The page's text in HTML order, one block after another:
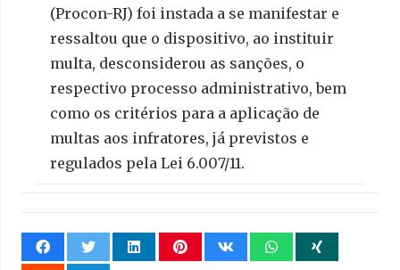
(Procon-RJ) foi instada a se manifestar e
ressaltou que o dispositivo, ao instituir
multa, desconsiderou as sanções, o
respectivo processo administrativo, bem
como os critérios para a aplicação de
multas aos infratores, já previstos e
regulados pela Lei 6.007/11.